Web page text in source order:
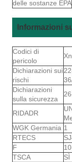
delle sostanze EPA
Informazioni
Codici di
pericolo
Dichiarazioni sui
rischi
Dichiarazioni
sulla sicurezza
RIDADR
WGK Germania 1
RTECS
F
TSCA
SÌ